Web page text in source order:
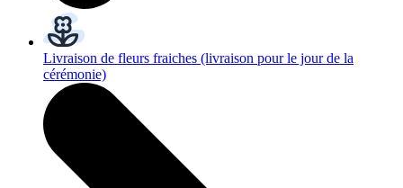
Livraison de fleurs fraiches (livraison pour le jour de la
cérémonie)